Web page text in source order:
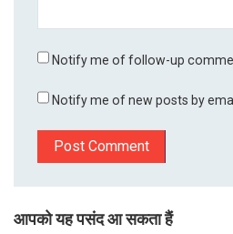
Notify me of follow-up
Notify me of new posts by
आपको यह पसंद आ सकता हैं